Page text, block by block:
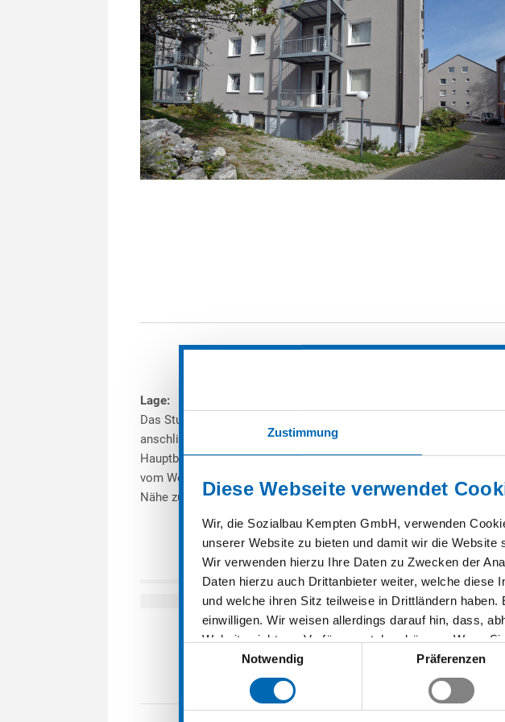
Zustimmung
Diese Webseite verwendet
Wir, die Sozialbau Kempten GmbH, verwenden
unserer Website zu bieten und damit wir die Website
Wir verwenden hierzu Ihre Daten zu Zwecken der
Daten hierzu auch Drittanbieter weiter, welche diese
und welche ihren Sitz teilweise in Drittländern
einwilligen. Wir weisen allerdings darauf hin, dass,
Website nicht zur Verfügung stehen können. Wenn
klicken, erklären Sie, damit einverstanden und
widerrufen oder ändern. Weitere Details und
Datenschutzerklärung
Impressum.
Einwilligungsauswahl
Notwendig Präferenzen
Lage:
Das Studentenwohnheim „Zugspitzstraße“ ist perfekt gelegen, direkt
anschließend an den Campus der Hochschule Kempten. Der
Hauptbahnhof von Kempten befindet sich ebenfalls nur 5
vom Wohnheim entfernt. Einkaufsmöglichkeiten sind in
Nähe zum Wohnheim vorhanden.